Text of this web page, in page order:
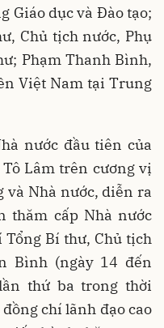
Giáo dục và Đào tạo;
Chủ tịch nước, Phụ
Phạm Thanh Bình,
Việt Nam tại Trung
nước đầu tiên của
Lâm trên cương vị
và Nhà nước, diễn ra
thăm cấp Nhà nước
Bí thư, Chủ tịch
Bình (ngày 14 đến
thứ ba trong thời
chí lãnh đạo cao